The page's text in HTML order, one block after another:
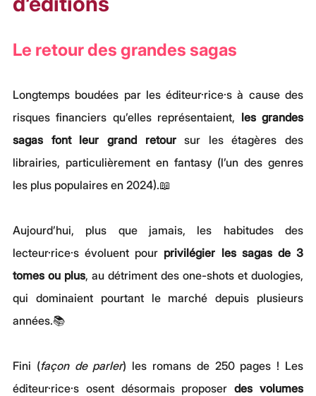
Le retour des grandes sagas
Longtemps boudées par les éditeur·rice·s à cause des
risques financiers qu’elles représentaient, les grandes
sagas font leur grand retour sur les étagères des
librairies, particulièrement en fantasy (l’un des genres
les plus populaires en 2024).📖
Aujourd’hui, plus que jamais, les habitudes des
lecteur·rice·s évoluent pour privilégier les sagas de 3
tomes ou plus, au détriment des one-shots et duologies,
qui dominaient pourtant le marché depuis plusieurs
années.📚
Fini (façon de parler) les romans de 250 pages ! Les
éditeur·rice·s osent désormais proposer des volumes